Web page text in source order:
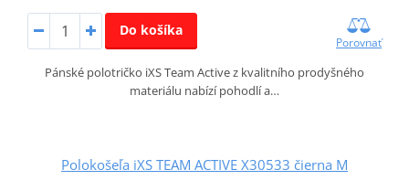
Do košíka
Porovnať
Pánské polotričko iXS Team Active z kvalitního prodyšného
materiálu nabízí pohodlí a…
Polokošeľa iXS TEAM ACTIVE X30533 čierna M